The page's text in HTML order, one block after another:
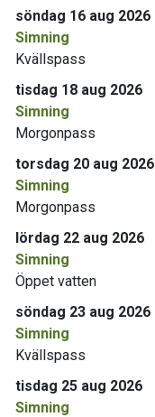
söndag 16 aug 2026
Simning
Kvällspass
tisdag 18 aug 2026
Simning
Morgonpass
torsdag 20 aug 2026
Simning
Morgonpass
lördag 22 aug 2026
Simning
Öppet vatten
söndag 23 aug 2026
Simning
Kvällspass
tisdag 25 aug 2026
Simning